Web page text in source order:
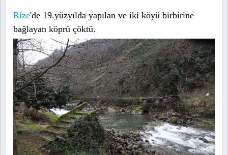
Rize'de 19.yüzyılda yapılan ve iki köyü birbirine
bağlayan köprü çöktü.